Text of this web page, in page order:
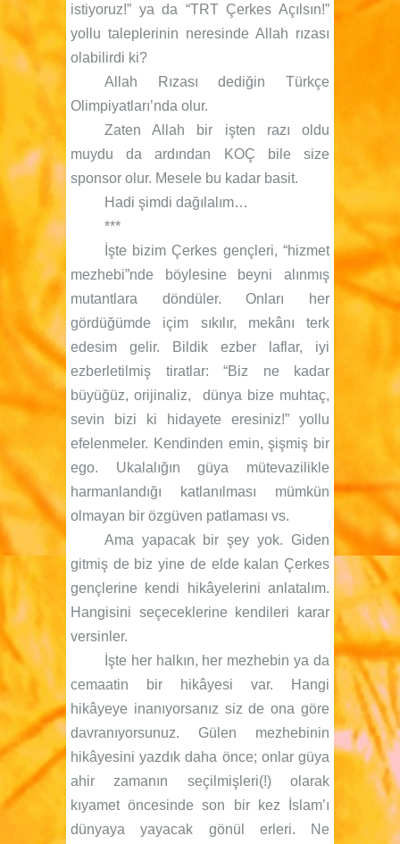
istiyoruz!” ya da “TRT Çerkes Açılsın!”
yollu taleplerinin neresinde Allah rızası
olabilirdi ki?
Allah Rızası dediğin Türkçe
Olimpiyatları’nda olur.
Zaten Allah bir işten razı oldu
muydu da ardından KOÇ bile size
sponsor olur. Mesele bu kadar basit.
Hadi şimdi dağılalım…
***
İşte bizim Çerkes gençleri, “hizmet
mezhebi”nde böylesine beyni alınmış
mutantlara döndüler. Onları her
gördüğümde içim sıkılır, mekânı terk
edesim gelir. Bildik ezber laflar, iyi
ezberletilmiş tiratlar: “Biz ne kadar
büyüğüz, orijinaliz,
dünya bize muhtaç,
sevin bizi ki hidayete eresiniz!” yollu
efelenmeler. Kendinden emin, şişmiş bir
ego. Ukalalığın güya mütevazilikle
harmanlandığı katlanılması mümkün
olmayan bir özgüven patlaması vs.
Ama yapacak bir şey yok. Giden
gitmiş de biz yine de elde kalan Çerkes
gençlerine kendi hikâyelerini anlatalım.
Hangisini seçeceklerine kendileri karar
versinler.
İşte her halkın, her mezhebin ya da
cemaatin bir hikâyesi var. Hangi
hikâyeye inanıyorsanız siz de ona göre
davranıyorsunuz. Gülen mezhebinin
hikâyesini yazdık daha önce; onlar güya
ahir zamanın seçilmişleri(!) olarak
kıyamet öncesinde son bir kez İslam’ı
dünyaya yayacak gönül erleri. Ne